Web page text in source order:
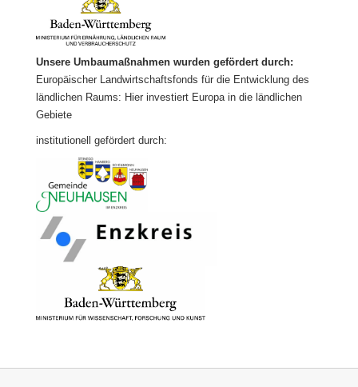
Unsere Umbaumaßnahmen wurden gefördert durch:
Europäischer Landwirtschaftsfonds für die Entwicklung des
ländlichen Raums: Hier investiert Europa in die ländlichen
Gebiete
institutionell gefördert durch: